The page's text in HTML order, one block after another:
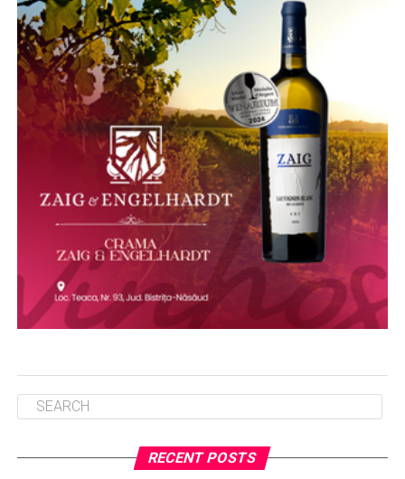
RECENT POSTS